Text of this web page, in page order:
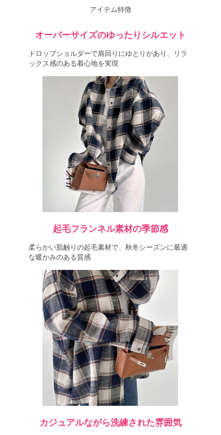
アイテム特徴
オーバーサイズのゆったりシルエット
ドロップショルダーで肩回りにゆとりがあり、リラ
ックス感のある着心地を実現
起毛フランネル素材の季節感
柔らかい肌触りの起毛素材で、秋冬シーズンに最適
な暖かみのある質感
カジュアルながら洗練された雰囲気